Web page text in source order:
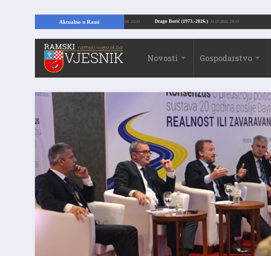
Aktualno u Rami Drago Borić (1973.-2026.)
Kopajući temelje kuće, pronašao vrijedne arheološke ostatke 24.07.2026. 13:51
Novosti Gospodarstvo